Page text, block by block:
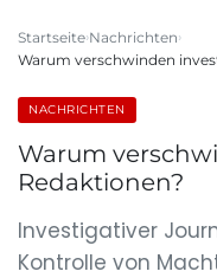
Startseite Nachrichten
Warum verschwinden
NACHRICHTEN
Warum
Redaktionen?
Investigativer
Kontrolle von